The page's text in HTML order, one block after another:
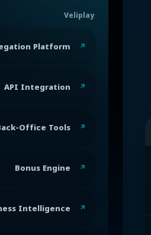
Veliplay
Platform
API Integration
Office Tools
Bonus Engine
Intelligence